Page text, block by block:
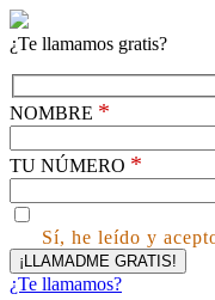
¿Te llamamos gratis?
NOMBRE *
TU NÚMERO *
Sí, he leído y
¿Te llamamos?